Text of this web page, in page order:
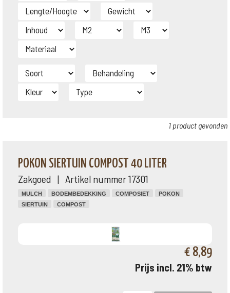
1 product gevonden
POKON SIERTUIN COMPOST 40 LITER
Zakgoed | Artikel nummer 17301
MULCH BODEMBEDEKKING COMPOSIET
POKON
SIERTUIN
COMPOST
€ 8,89
Prijs incl. 21% btw